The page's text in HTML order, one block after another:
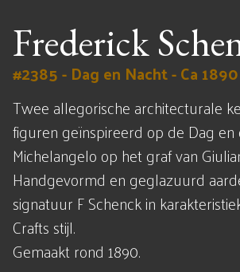
Frederick
#2385 - Dag en Nacht - Ca 1890
Twee allegorische architecturale
figuren geïnspireerd op de Dag en
Michelangelo op het graf van
Handgevormd en geglazuurd
signatuur F Schenck in
Crafts stijl.
Gemaakt rond 1890.